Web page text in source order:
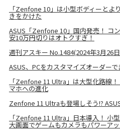
「Zenfone 10」は小型ボディーと
きをかけた
ASUS「Zenfone 10」国内発売！ コ
安10万円切りはオトクすぎ！
週刊アスキー No.1484(2024年3月26
ASUS、PCをカスタマイズオーダーで
「Zenfone 11 Ultra」は大型化路線
マホへの進化
Zenfone 11 Ultraも登場しそう!?
「Zenfone 11 Ultra」日本導入！ 小
大画面でゲームもカメラもパワーアッ